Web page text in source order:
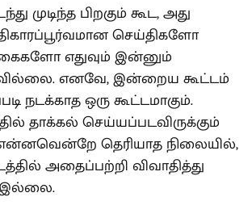
முடிந்த பிறகும் கூட, அது
செய்திகளோ
எதுவும் இன்னும்
எனவே, இன்றைய கூட்டம்
நடக்காத ஒரு கூட்டமாகும்.
தாக்கல் செய்யப்படவிருக்கும்
என்னவென்றே தெரியாத நிலையில்,
அதைப்பற்றி விவாதித்து
இல்லை.